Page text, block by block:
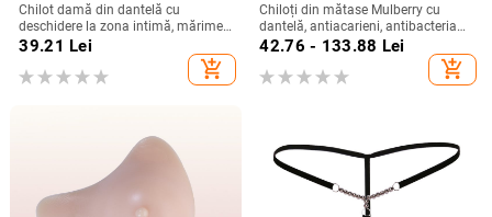
Chilot damă din dantelă cu
deschidere la zona intimă, mărime
plus, talie joasă, respirabil
39.21 Lei
add_shopping_cart
Chiloți din mătase Mulberry cu
dantelă, antiacarieni, antibacterian,
respirabil, ultra-subțiri din mătase
42.76 - 133.88 Lei
add_shopping_cart